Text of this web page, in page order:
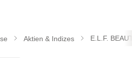
Aktien & Indizes E.L.F.